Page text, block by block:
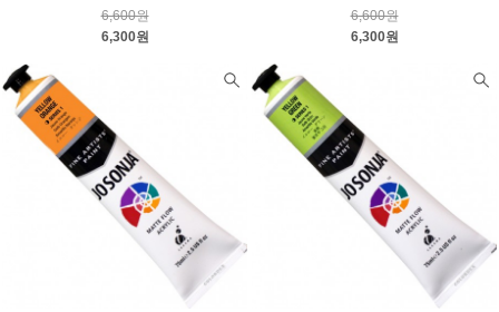
6,600원
6,300원
6,600원
6,300원